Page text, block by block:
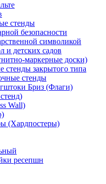
стенды
безопасности
символикой
и детских садов
маркерные доски)
стенды закрытого типа
стенды
Бриз (Флаги)
Wall)
(Хардпостеры)
ресепшн